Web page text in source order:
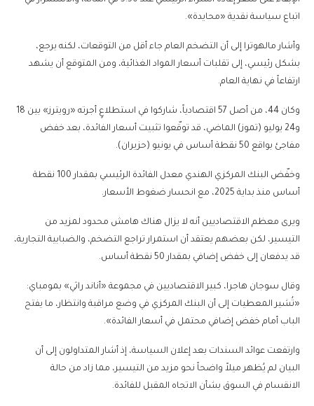
اتباع سياسة نقدية «محايدة».
وأشار مالهوترا إلى أن التضخم العام جاء أقل من التوقعات، لكنه يرجع،
بشكل رئيسي، إلى تقلبات أسعار المواد الغذائية، ومن المتوقع أن يشهد
ارتفاعاً في نهاية العام.
وكان 44، من أصل 57 اقتصادياً، شاركوا في استطلاعٍ أجرته «رويترز» بين 18
و24 يوليو (تموز) الماضي، قد توقّعوا تثبيت أسعار الفائدة، بعد خفض
مفاجئ بواقع 50 نقطة أساس في يونيو (حزيران).
وخفّض البنك المركزي الهندي معدل الفائدة الرئيسي بمقدار 100 نقطة
أساس منذ بداية 2025، مع انحسار ضغوط الأسعار.
ويرى معظم الاقتصاديين أنه لا يزال هناك هامش محدود لمزيد من
التيسير، لكن بعضهم يعتقد أن استمرار تراجع التضخم، والضبابية التجارية،
قد يدفعان إلى خفض إضافي بمقدار 50 نقطة أساس.
وقال سوجان هاجرا، كبير الاقتصاديين في مجموعة «أناند راثي» بمومباي:
«تُشير المعطيات إلى أن البنك المركزي في وضع مراقبة وانتظار، ما يفتح
الباب أمام خفض إضافي محتمل في أسعار الفائدة».
وارتفعت عوائد السندات بعد إعلان السياسة، إذ أشار المتداولون إلى أن
البيان لم يُظهر ميلاً واضحاً نحو مزيد من التيسير، مما زاد من حالة
الانقسام في السوق بشأن الاتجاه المقبل للفائدة.